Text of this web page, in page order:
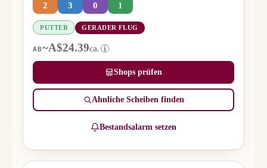
2 3 0 1
PUTTER GERADER FLUG
AB~A$24.39ca. i
Shops prüfen
Ähnliche Scheiben finden
Bestandsalarm setzen